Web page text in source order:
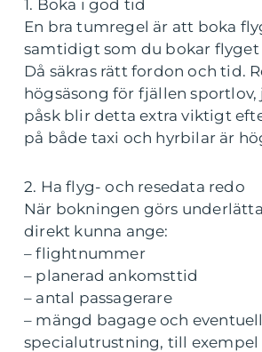
1. Boka i god tid
En bra tumregel är att boka
samtidigt som du bokar flyget
Då säkras rätt fordon och tid.
högsäsong för fjällen sportlov,
påsk blir detta extra viktigt
på både taxi och hyrbilar är
2. Ha flyg- och resedata redo
När bokningen görs
direkt kunna ange:
– flightnummer
– planerad ankomsttid
– antal passagerare
– mängd bagage och eventuell
specialutrustning, till exempel